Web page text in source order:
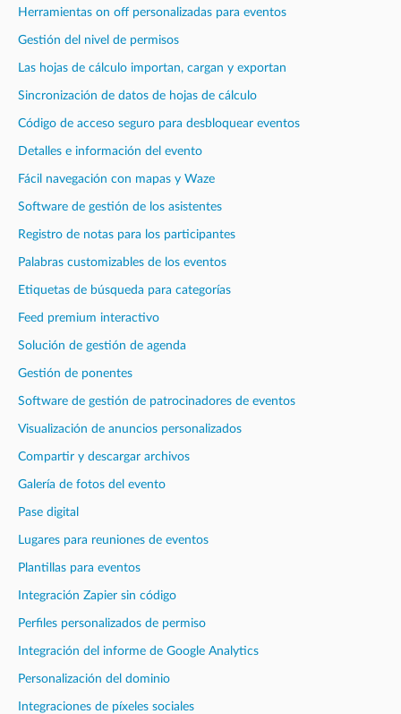
Herramientas on off personalizadas para eventos
Gestión del nivel de permisos
Las hojas de cálculo importan, cargan y exportan
Sincronización de datos de hojas de cálculo
Código de acceso seguro para desbloquear eventos
Detalles e información del evento
Fácil navegación con mapas y Waze
Software de gestión de los asistentes
Registro de notas para los participantes
Palabras customizables de los eventos
Etiquetas de búsqueda para categorías
Feed premium interactivo
Solución de gestión de agenda
Gestión de ponentes
Software de gestión de patrocinadores de eventos
Visualización de anuncios personalizados
Compartir y descargar archivos
Galería de fotos del evento
Pase digital
Lugares para reuniones de eventos
Plantillas para eventos
Integración Zapier sin código
Perfiles personalizados de permiso
Integración del informe de Google Analytics
Personalización del dominio
Integraciones de píxeles sociales